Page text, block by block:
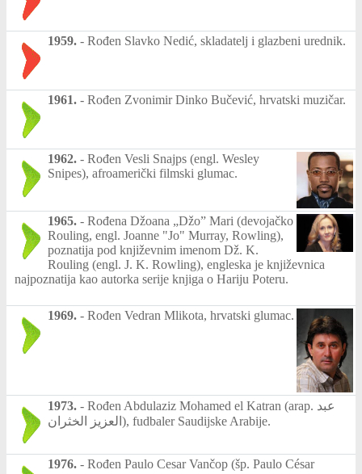
1959. - Rođen Slavko Nedić, skladatelj i glazbeni urednik.
1961. - Rođen Zvonimir Dinko Bučević, hrvatski muzičar.
1962. - Rođen Vesli Snajps (engl. Wesley
Snipes), afroamerički filmski glumac.
1965. - Rođena Džoana „Džo” Mari (devojačko
Rouling, engl. Joanne "Jo" Murray, Rowling),
poznatija pod književnim imenom Dž. K.
Rouling (engl. J. K. Rowling), engleska je književnica
najpoznatija kao autorka serije knjiga o Hariju Poteru.
1969. - Rođen Vedran Mlikota, hrvatski glumac.
1973. - Rođen Abdulaziz Mohamed el Katran (arap. عبد
العزيز الخثران), fudbaler Saudijske Arabije.
1976. - Rođen Paulo Cesar Vančop (šp. Paulo César